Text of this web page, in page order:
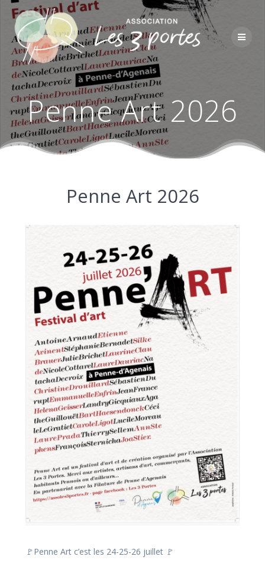
Passer
au
contenu
Penne Art 2026
Penne Art 2026
🚩Penne Art c’est les 24-25-26 juillet 🚩